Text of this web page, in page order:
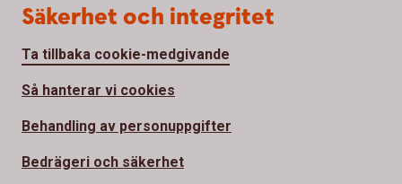
Säkerhet och integritet
Ta tillbaka cookie-medgivande
Så hanterar vi cookies
Behandling av personuppgifter
Bedrägeri och säkerhet